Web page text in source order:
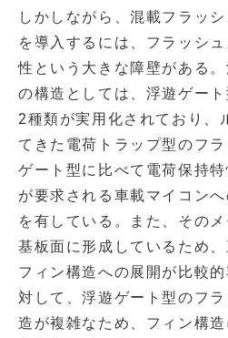
しかしながら、混載フラッ
を導入するには、フラッシ
性という大きな障壁がある
の構造としては、浮遊ゲー
2種類が実用化されており、
てきた電荷トラップ型のフ
ゲート型に比べて電荷保持
が要求される車載マイコン
を有している。また、その
基板面に形成しているため
フィン構造への展開が比較
対して、浮遊ゲート型のフ
造が複雑なため、フィン構